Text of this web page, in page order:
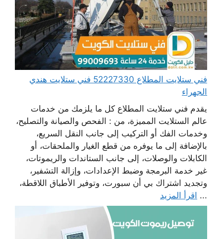
فني ستلايت المطلاع 52227330 فني ستلايت هندي
الجهراء
يقدم فني ستلايت المطلاع كل ما يلزمك من خدمات
عالم الستلايت المميزة، من : الفحص والصيانة والتصليح،
وخدمات الفك أو التركيب إلى جانب النقل السريع،
بالإضافة إلى ما يوفره من قطع الغيار والملحقات، أو
الكابلات والوصلات، إلى جانب الستاندات والريموتات،
غير خدمة البرمجة وضبط الإعدادات، وإزالة التشفير،
وتجديد اشتراك بي أن سبورت، وتوفير الأطباق اللاقطة،
... اقرأ المزيد